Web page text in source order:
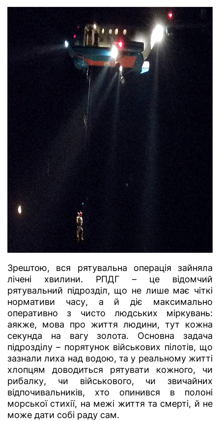
Зрештою, вся рятувальна операція зайняла
лічені хвилини. РПДГ – це відомчий
рятувальний підрозділ, що не лише має чіткі
нормативи часу, а й діє максимально
оперативно з чисто людських міркувань:
аякже, мова про життя людини, тут кожна
секунда на вагу золота. Основна задача
підрозділу – порятунок військових пілотів, що
зазнали лиха над водою, та у реальному житті
хлопцям доводиться рятувати кожного, чи
рибалку, чи військового, чи звичайних
відпочивальників, хто опинився в полоні
морської стихії, на межі життя та смерті, й не
може дати собі раду сам.